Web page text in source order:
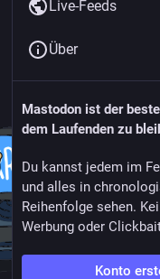
Live-Feeds
Über
Mastodon ist der
dem Laufenden zu
Du kannst jedem im
und alles in
Reihenfolge sehen.
Werbung oder
Konto